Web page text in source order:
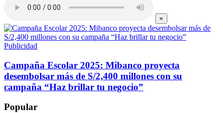
×
Publicidad
Campaña Escolar 2025: Mibanco proyecta
desembolsar más de S/2,400 millones con su
campaña “Haz brillar tu negocio”
Popular